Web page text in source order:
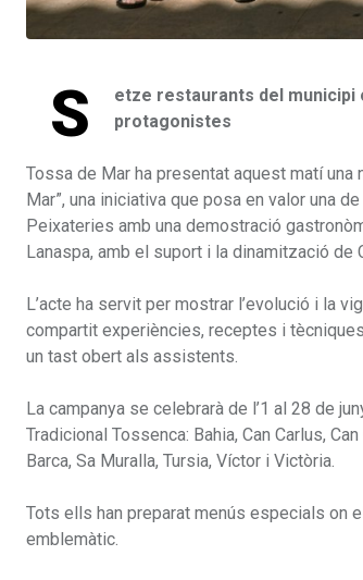
S
etze restaurants del municipi
protagonistes
Tossa de Mar ha presentat aquest matí
Mar”, una iniciativa que posa en valor una
Peixateries amb una demostració
Lanaspa, amb el suport i la dinamització de
L’acte ha servit per mostrar l’evolució i la
compartit experiències, receptes i
un tast obert als assistents.
La campanya se celebrarà de l’1 al 28 de
Tradicional Tossenca: Bahia, Can Carlus,
Barca, Sa Muralla, Tursia, Víctor i Victòria.
Tots ells han preparat menús especials on
emblemàtic.